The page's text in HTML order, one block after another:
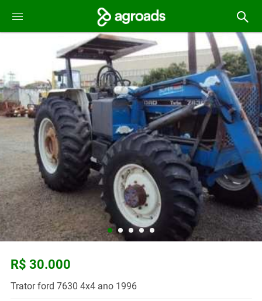
R$ 30.000
Trator ford 7630 4x4 ano 1996